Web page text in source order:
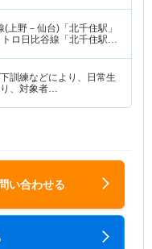
(上野－仙台)「北千住駅」
ロ日比谷線「北千住駅」
訓練などにより、日常生
、対象者…
い合わせる